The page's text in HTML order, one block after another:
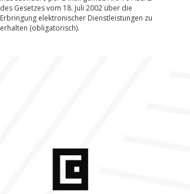
des Gesetzes vom 18. Juli 2002 über die
Erbringung elektronischer Dienstleistungen zu
erhalten (obligatorisch).